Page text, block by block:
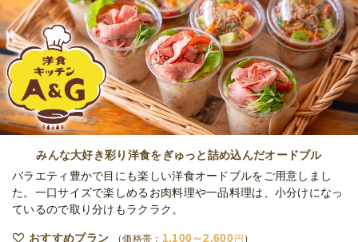
加熱式容器でピザをお届け！シラスのマリナ
ーラ
オードブル
2,700円/人
加熱式容器でピザをお届け！和風テリヤキ
加熱式容器でピザをお届け！サラミピカンテ
みんな大好き彩り洋食をぎゅっと詰め込んだオードブル
バラエティ豊かで目にも楽しい洋食オードブルをご用意しまし
た。一口サイズで楽しめるお肉料理や一品料理は、小分けになっ
ているので取り分けもラクラク。
おすすめプラン 価格帯： 1,100～2,600円